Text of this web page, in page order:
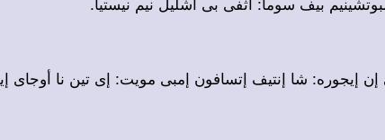
إن إيجوره: شا إنتيف إتسافون إمبى مويت: إى تين نا أوجاى